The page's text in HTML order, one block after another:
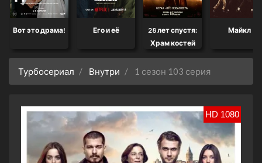
Вот это драма! Его и её
28 лет спустя:
Храм костей
Майкл
Турбосериал Внутри 1 сезон 103 серия
HD 1080